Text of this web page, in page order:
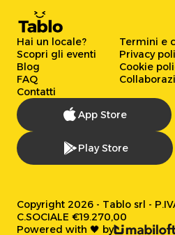
Hai un locale?
Scopri gli eventi
Blog
FAQ
Contatti
Termini e
Privacy
Cookie
App Store
Play Store
Copyright 2026 - Tablo srl -
C.SOCIALE €19.270,00
Powered with 🖤 by